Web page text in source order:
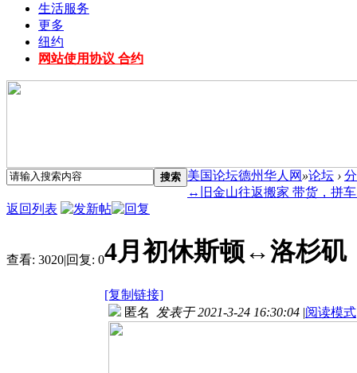
生活服务
更多
纽约
网站使用协议 合约
搜索 美国论坛德州华人网 »论坛 ›
↔️旧金山往返搬家 带货，拼车
返回列表
查看: 3020|回复: 04月初休斯顿↔️洛杉矶
[复制链接]
匿名 发表于 2021-3-24 16:30:04 |阅读模式